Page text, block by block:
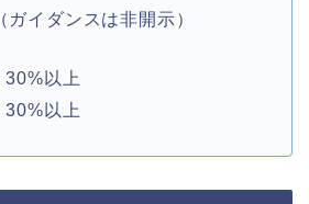
ガイダンスは非開示）
以上
以上